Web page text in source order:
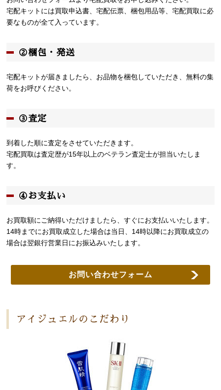
宅配キットには買取申込書、宅配伝票、梱包用品等、宅配買取に必
要なものが全て入っています。
②梱包・発送
宅配キットが届きましたら、お品物を梱包していただき、無料の集
荷をお呼びください。
③査定
到着した順に査定をさせていただきます。
宅配買取は査定歴が15年以上のベテラン査定士が担当いたしま
す。
④お支払い
お買取額にご納得いただけましたら、すぐにお支払いいたします。
14時までにお買取成立した場合は当日、14時以降にお買取成立の
場合は翌銀行営業日にお振込みいたします。
お問い合わせフォーム
アイジュエルのこだわり